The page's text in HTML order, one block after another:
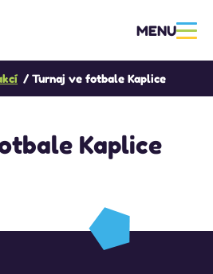
MENU
Turnaj ve fotbale Kaplice
Kaplice